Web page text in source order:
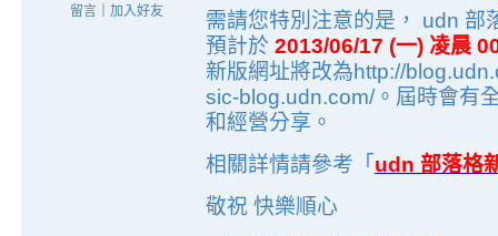
留言
加入好友
需請您特別注意的是， udn 部
預計於 2013/06/17 (一) 凌晨
新版網址將改為http://
sic-blog.udn.com/。屆時會有
和經營分享。
相關詳情請參考「 udn 部落格
敬祝 快樂順心